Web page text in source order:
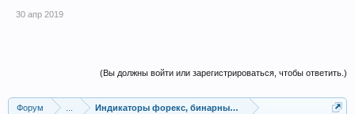
30 апр 2019
(Вы должны войти или зарегистрироваться, чтобы ответить.)
Форум Индикаторы форекс, бинарных опционов, ММВБ